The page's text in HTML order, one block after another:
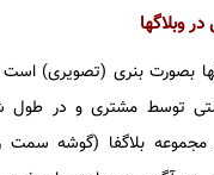
وبلاگها
بصورت بنری (تصویری) است
توسط مشتری و در طول
مجموعه بلاگفا (گوشه سمت